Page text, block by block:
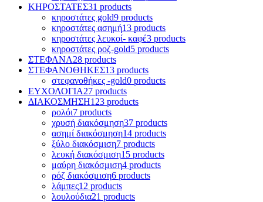
ΚΗΡΟΣΤΑΤΕΣ31 products
κηροστάτες gold9 products
κηροστάτες ασημή13 products
κηροστάτες λευκοί- καφέ3 products
κηροστάτες ροζ-gold5 products
ΣΤΕΦΑΝΑ28 products
ΣΤΕΦΑΝΟΘΗΚΕΣ13 products
στεφανοθήκες -gold0 products
ΕΥΧΟΛΟΓΙΑ27 products
ΔΙΑΚΟΣΜΗΣΗ123 products
ρολόι7 products
χρυσή διακόσμηση37 products
ασημί διακόσμηση14 products
ξύλο διακόσμιση7 products
λευκή διακόσμιση15 products
μαύρη διακόσμιση4 products
ρόζ διακόσμιση6 products
λάμπες12 products
λουλούδια21 products